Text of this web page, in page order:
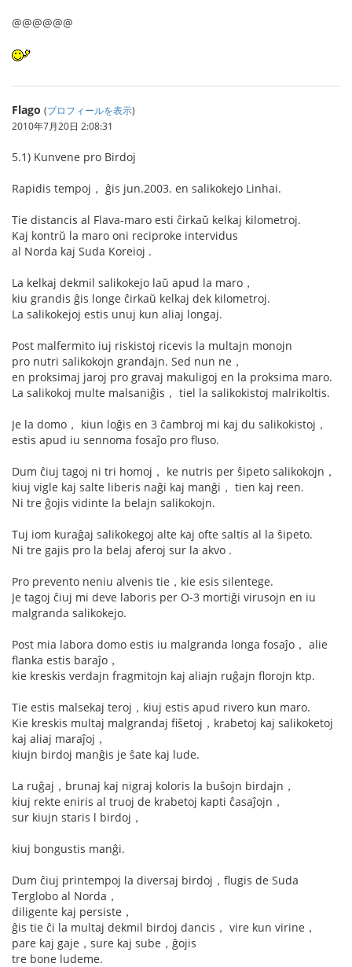
@@@@@@
Flago (プロフィールを表示)
2010年7月20日 2:08:31
5.1) Kunvene pro Birdoj
Rapidis tempoj， ĝis jun.2003. en salikokejo Linhai.
Tie distancis al Flava-maro esti ĉirkaŭ kelkaj kilometroj.
Kaj kontrŭ la maro oni reciproke intervidus
al Norda kaj Suda Koreioj .
La kelkaj dekmil salikokejo laŭ apud la maro，
kiu grandis ĝis longe ĉirkaŭ kelkaj dek kilometroj.
La salikokejoj estis unuj kun aliaj longaj.
Post malfermito iuj riskistoj ricevis la multajn monojn
pro nutri salikokojn grandajn. Sed nun ne，
en proksimaj jaroj pro gravaj makuligoj en la proksima maro.
La salikokoj multe malsaniĝis， tiel la salikokistoj malrikoltis.
Je la domo， kiun loĝis en 3 ĉambroj mi kaj du salikokistoj，
estis apud iu sennoma fosaĵo pro fluso.
Dum ĉiuj tagoj ni tri homoj， ke nutris per ŝipeto salikokojn，
kiuj vigle kaj salte liberis naĝi kaj manĝi， tien kaj reen.
Ni tre ĝojis vidinte la belajn salikokojn.
Tuj iom kuraĝaj salikokegoj alte kaj ofte saltis al la ŝipeto.
Ni tre gajis pro la belaj aferoj sur la akvo .
Pro prevento neniu alvenis tie，kie esis silentege.
Je tagoj ĉiuj mi deve laboris per O-3 mortiĝi virusojn en iu
malgranda salikokejo.
Post mia labora domo estis iu malgranda longa fosaĵo， alie
flanka estis baraĵo，
kie kreskis verdajn fragmitojn kaj aliajn ruĝajn florojn ktp.
Tie estis malsekaj teroj，kiuj estis apud rivero kun maro.
Kie kreskis multaj malgrandaj fiŝetoj，krabetoj kaj salikoketoj
kaj aliaj maraĵoj，
kiujn birdoj manĝis je ŝate kaj lude.
La ruĝaj，brunaj kaj nigraj koloris la buŝojn birdajn，
kiuj rekte eniris al truoj de krabetoj kapti ĉasaĵojn，
sur kiujn staris l birdoj，
kiuj bongustis manĝi.
Dum ĉiuj printempoj la diversaj birdoj，flugis de Suda
Terglobo al Norda，
diligente kaj persiste，
ĝis tie ĉi la multaj dekmil birdoj dancis， vire kun virine，
pare kaj gaje，sure kaj sube，ĝojis
tre bone ludeme.